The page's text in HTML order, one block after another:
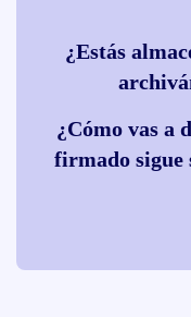
¿Estás
¿Cómo vas a
firmado sigue